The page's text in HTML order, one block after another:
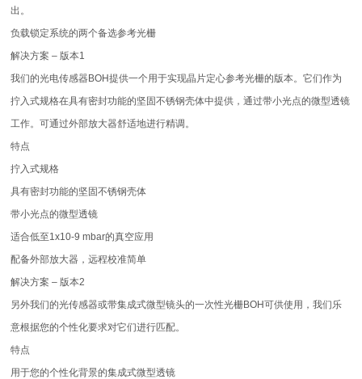
出。
负载锁定系统的两个备选参考光栅
解决方案 – 版本1
我们的光电传感器BOH提供一个用于实现晶片定心参考光栅的版本。它们作为
拧入式规格在具有密封功能的坚固不锈钢壳体中提供，通过带小光点的微型透镜
工作。可通过外部放大器舒适地进行精调。
特点
拧入式规格
具有密封功能的坚固不锈钢壳体
带小光点的微型透镜
适合低至1x10-9 mbar的真空应用
配备外部放大器，远程校准简单
解决方案 – 版本2
另外我们的光传感器或带集成式微型镜头的一次性光栅BOH可供使用，我们乐
意根据您的个性化要求对它们进行匹配。
特点
用于您的个性化背景的集成式微型透镜